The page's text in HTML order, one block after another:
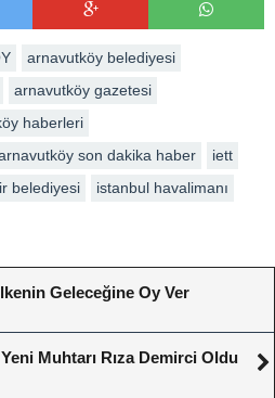
arnavutköy belediyesi
arnavutköy gazetesi
haberleri
son dakika haber
iett
belediyesi
istanbul havalimanı
Geleceğine Oy Ver
Muhtarı Rıza Demirci Oldu